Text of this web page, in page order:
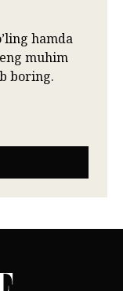
hamda
muhim
boring.